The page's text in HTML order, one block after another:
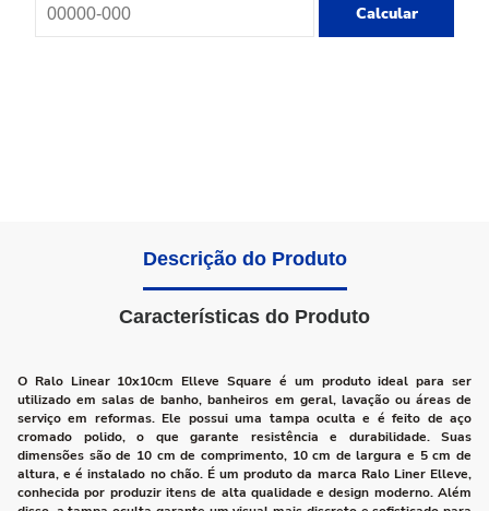
Calcular
Descrição do Produto
Características do Produto
O Ralo Linear 10x10cm Elleve Square é um produto ideal para ser
utilizado em salas de banho, banheiros em geral, lavação ou áreas de
serviço em reformas. Ele possui uma tampa oculta e é feito de aço
cromado polido, o que garante resistência e durabilidade. Suas
dimensões são de 10 cm de comprimento, 10 cm de largura e 5 cm de
altura, e é instalado no chão. É um produto da marca Ralo Liner Elleve,
conhecida por produzir itens de alta qualidade e design moderno. Além